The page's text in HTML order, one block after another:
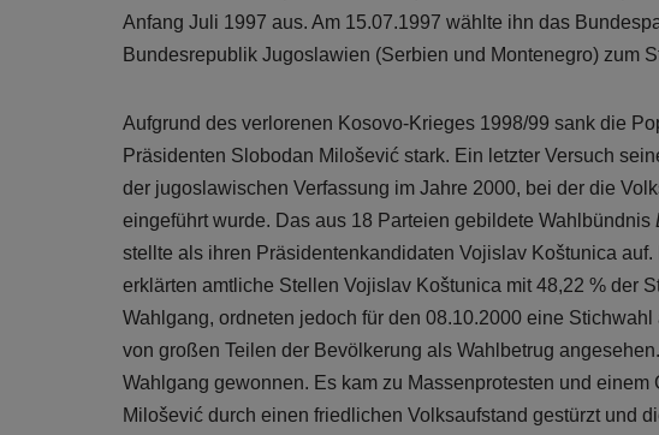
Anfang Juli 1997 aus. Am 15.07.1997 wählte ihn das
Bundesrepublik Jugoslawien (Serbien und Montenegro) zum
Aufgrund des verlorenen Kosovo-Krieges 1998/99 sank die
Präsidenten Slobodan Milošević stark. Ein letzter Versuch
der jugoslawischen Verfassung im Jahre 2000, bei der die
eingeführt wurde. Das aus 18 Parteien gebildete Wahlbündnis
stellte als ihren Präsidentenkandidaten Vojislav Koštunica
erklärten amtliche Stellen Vojislav Koštunica mit 48,22 % der
Wahlgang, ordneten jedoch für den 08.10.2000 eine
von großen Teilen der Bevölkerung als Wahlbetrug
Wahlgang gewonnen. Es kam zu Massenprotesten und
Milošević durch einen friedlichen Volksaufstand gestürzt und